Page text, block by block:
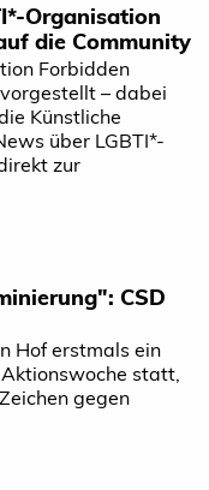
Organisation
die Community
Forbidden
– dabei
Künstliche
über LGBTI*-
zur
CSD
Hof erstmals ein
statt,
gegen